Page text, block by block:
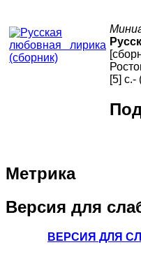
[5]
Метрика
Версия для
ВЕРСИЯ ДЛЯ